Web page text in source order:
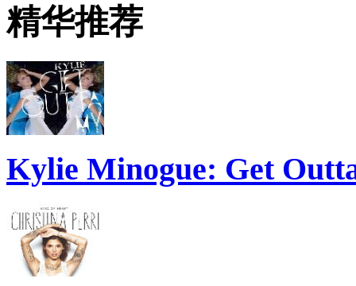
精华推荐
Kylie Minogue: Get